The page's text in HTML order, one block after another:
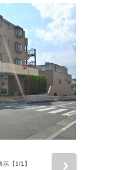
示【1/1】